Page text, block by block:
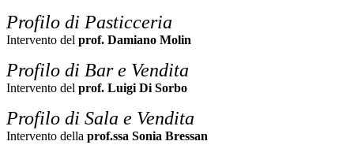
Profilo di Pasticceria
Intervento del prof. Damiano Molin
Profilo di Bar e Vendita
Intervento del prof. Luigi Di Sorbo
Profilo di Sala e Vendita
Intervento della prof.ssa Sonia Bressan